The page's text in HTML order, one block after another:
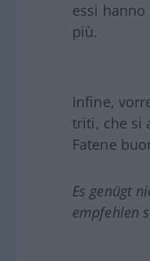
essi
più.
Infine,
triti, che si
Fatene
Es genügt
empfehlen